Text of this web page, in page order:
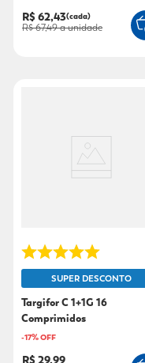
R$ 62,43(cada)
R$ 67,49a unidade
SUPER DESCONTO
Targifor C 1+1G 16
Comprimidos
-17% OFF
R$ 29,99